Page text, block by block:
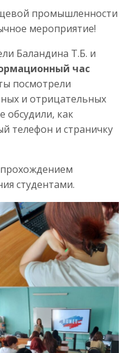
промышленности
мероприятие!
Баландина Т.Б. и
час
посмотрели
и отрицательных
обсудили, как
телефон и страничку
студентами.